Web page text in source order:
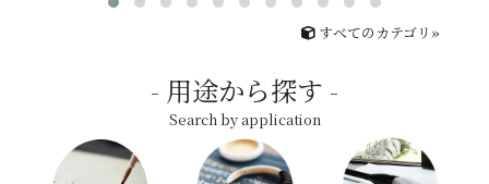
すべてのカテゴリ»
用途から探す
Search by application